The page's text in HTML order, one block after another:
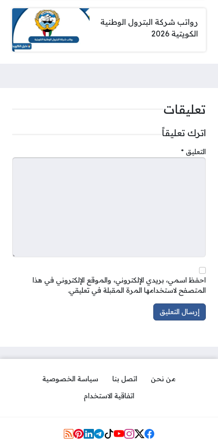
رواتب شركة البترول الوطنية
الكويتية 2026
تعليقات
اترك تعليقاً
التعليق *
احفظ اسمي، بريدي الإلكتروني، والموقع الإلكتروني في هذا
المتصفح لاستخدامها المرة المقبلة في تعليقي.
من نحن اتصل بنا
سياسة الخصوصية
اتفاقية الاستخدام
Social Links